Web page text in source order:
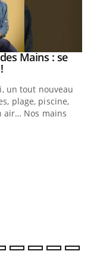
Mains : se
Youtube
un tout nouveau
plage, piscine,
air… Nos mains